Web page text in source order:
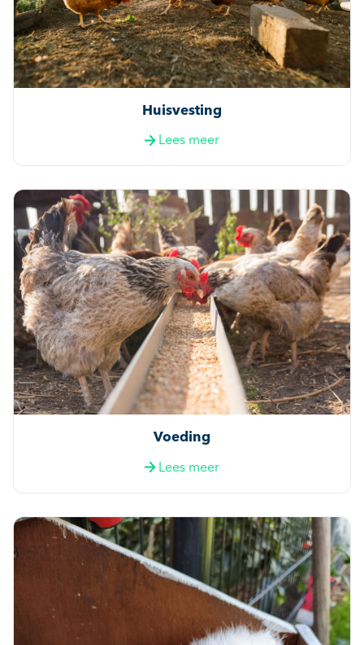
Huisvesting
Lees meer
Voeding
Lees meer